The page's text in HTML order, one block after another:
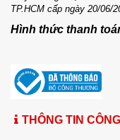
TP.HCM cấp ngày 20/06/
Hình thức thanh
THÔNG TIN